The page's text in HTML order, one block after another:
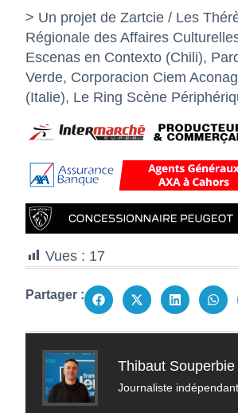
> Un projet de Zartcie / Les
Régionale des Affaires
Escenas en Contexto (Chili),
Verde, Corporacion Ciem
(Italie), Le Ring Scène
Vues : 17
Partager :
Thibaut Souperbie
Journaliste